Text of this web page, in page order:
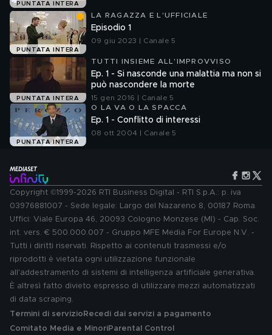
PUNTATA INTERA
PUNTATA INTERA
LA RAGAZZA E L'UFFICIALE
Episodio 1
09 giu 2023 | Canale 5
PUNTATA INTERA
TUTTI INSIEME ALL'IMPROVVISO
Ep. 1 - Si nasconde una malattia ma non si
può nascondere la morte
15 gen 2016 | Canale 5
PUNTATA INTERA
O LA VA O LA SPACCA
Ep. 1 - Conflitto di interessi
08 ott 2004 | Canale 5
Copyright ©1999-2026 RTI Business Digital - RTI S.p.A.: p. iva
03976881007 - Sede legale: Largo del Nazareno 8, 00187 Roma.
Uffici: Viale Europa 46, 20093 Cologno Monzese (MI) - Cap. Soc.
int. vers. € 500.000.007 - Gruppo MFE Media For Europe N.V. -
Tutti i diritti riservati. Rispetto ai contenuti trasmessi e/o
riprodotti è vietata ogni utilizzazione funzionale
all'addestramento di sistemi di intelligenza artificiale generativa.
È altresì fatto divieto espresso di utilizzare mezzi automatizzati
di data scraping.
Termini di servizio Recedi dai servizi a pagamento
Comitato Media e MinoriParental Control